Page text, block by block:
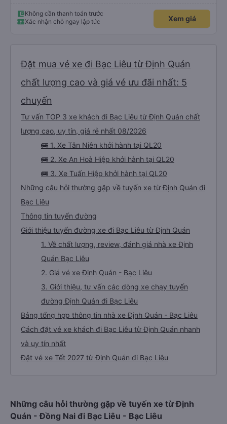
điểm dừng, họ đánh thức chúng tôi dậy và đảm bảo chúng tôi đã sẵn sàng.
Nhìn chung, đó là một trải nghiệm tốt. Mỗi giường đều có gối và chăn, và đủ
chỗ cho 1 người lớn và 1 trẻ em nằm thoải mái.
Không cần thanh toán trước
Xác nhận chỗ ngay lập tức
Xem giá
Đặt mua vé xe đi Bạc Liêu từ Định Quán
chất lượng cao và giá vé ưu đãi nhất: 5
chuyến
Tư vấn TOP 3 xe khách đi Bạc Liêu từ Định Quán chất
lượng cao, uy tín, giá rẻ nhất 08/2026
🚌 1. Xe Tân Niên khởi hành tại QL20
🚌 2. Xe An Hoà Hiệp khởi hành tại QL20
🚌 3. Xe Tuấn Hiệp khởi hành tại QL20
Những câu hỏi thường gặp về tuyến xe từ Định Quán đi
Bạc Liêu
Thông tin tuyến đường
Giới thiệu tuyến đường xe đi Bạc Liêu từ Định Quán
1. Về chất lượng, review, đánh giá nhà xe Định
Quán Bạc Liêu
2. Giá vé xe Định Quán - Bạc Liêu
3. Giới thiệu, tư vấn các dòng xe chạy tuyến
đường Định Quán đi Bạc Liêu
Bảng tổng hợp thông tin nhà xe Định Quán - Bạc Liêu
Cách đặt vé xe khách đi Bạc Liêu từ Định Quán nhanh
và uy tín nhất
Đặt vé xe Tết 2027 từ Định Quán đi Bạc Liêu
Những câu hỏi thường gặp về tuyến xe từ Định
Quán - Đồng Nai đi Bạc Liêu - Bạc Liêu